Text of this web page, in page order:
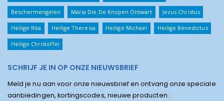
Beschermengelen Maria Die De Knopen Ontwart Jezus Christus
Heilige Rita Heilige Theresia Heilige Michael Heilige Benedictus
Heilige Christoffel
SCHRIJF JE IN OP ONZE NIEUWSBRIEF
Meld je nu aan voor onze nieuwsbrief en ontvang onze speciale
aanbiedingen, kortingscodes, nieuwe producten :